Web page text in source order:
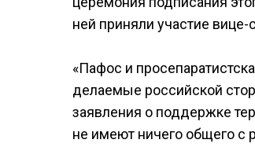
ней приняли участие
«Пафос и
делаемые российской
заявления о поддержке
не имеют ничего общего с